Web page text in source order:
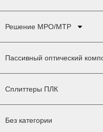
Решение MPO/MTP
Пассивный оптический
Сплиттеры ПЛК
Без категории